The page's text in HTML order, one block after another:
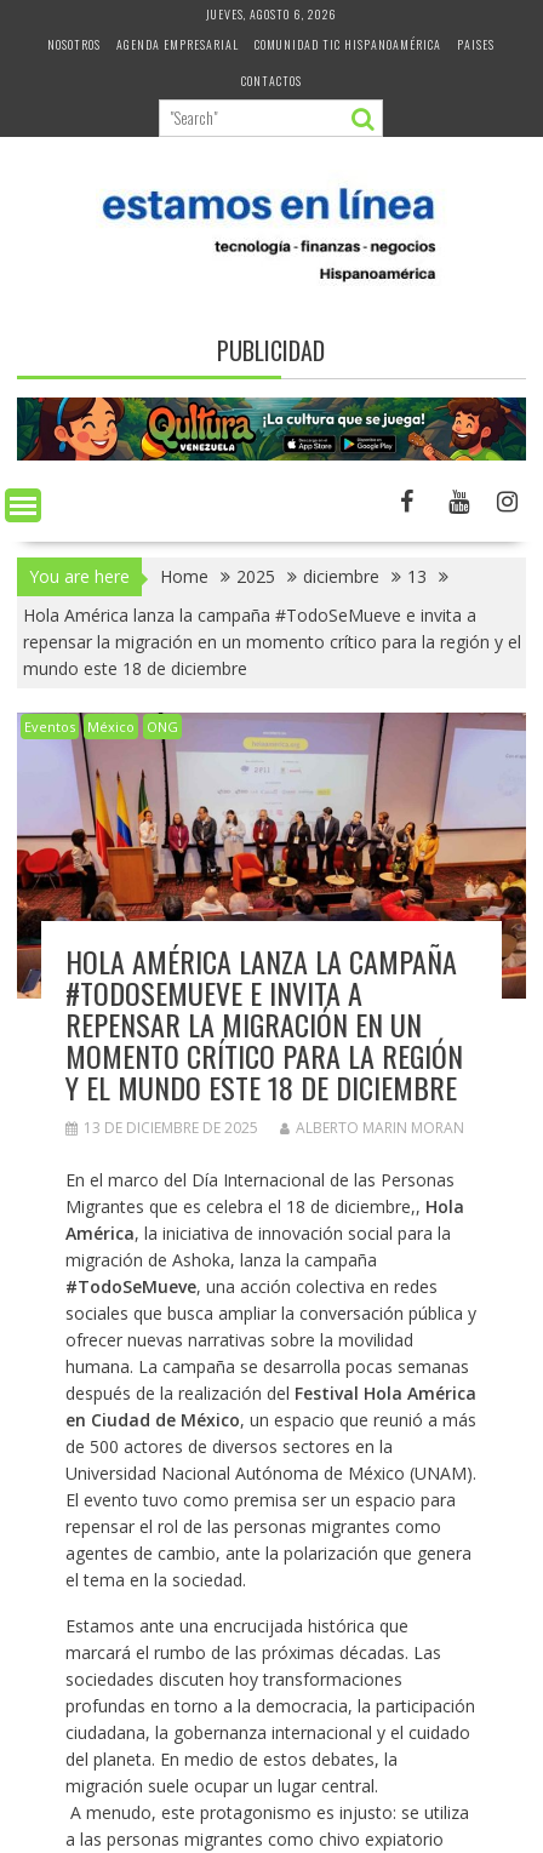
JUEVES, AGOSTO 6, 2026
NOSOTROS
AGENDA EMPRESARIAL COMUNIDAD TIC HISPANOAMÉRICA
PAISES
CONTACTOS
PUBLICIDAD
You are here Home 2025 diciembre
13
Hola América lanza la campaña #TodoSeMueve e invita a
repensar la migración en un momento crítico para la región y el
mundo este 18 de diciembre
Eventos México ONG
HOLA AMÉRICA LANZA LA CAMPAÑA
#TODOSEMUEVE E INVITA A
REPENSAR LA MIGRACIÓN EN UN
MOMENTO CRÍTICO PARA LA REGIÓN
Y EL MUNDO ESTE 18 DE DICIEMBRE
13 DE DICIEMBRE DE 2025 ALBERTO MARIN MORAN
En el marco del Día Internacional de las Personas
Migrantes que es celebra el 18 de diciembre,, Hola
América, la iniciativa de innovación social para la
migración de Ashoka, lanza la campaña
#TodoSeMueve, una acción colectiva en redes
sociales que busca ampliar la conversación pública y
ofrecer nuevas narrativas sobre la movilidad
humana. La campaña se desarrolla pocas semanas
después de la realización del Festival Hola América
en Ciudad de México, un espacio que reunió a más
de 500 actores de diversos sectores en la
Universidad Nacional Autónoma de México (UNAM).
El evento tuvo como premisa ser un espacio para
repensar el rol de las personas migrantes como
agentes de cambio, ante la polarización que genera
el tema en la sociedad.
Estamos ante una encrucijada histórica que
marcará el rumbo de las próximas décadas. Las
sociedades discuten hoy transformaciones
profundas en torno a la democracia, la participación
ciudadana, la gobernanza internacional y el cuidado
del planeta. En medio de estos debates, la
migración suele ocupar un lugar central.
A menudo, este protagonismo es injusto: se utiliza
a las personas migrantes como chivo expiatorio